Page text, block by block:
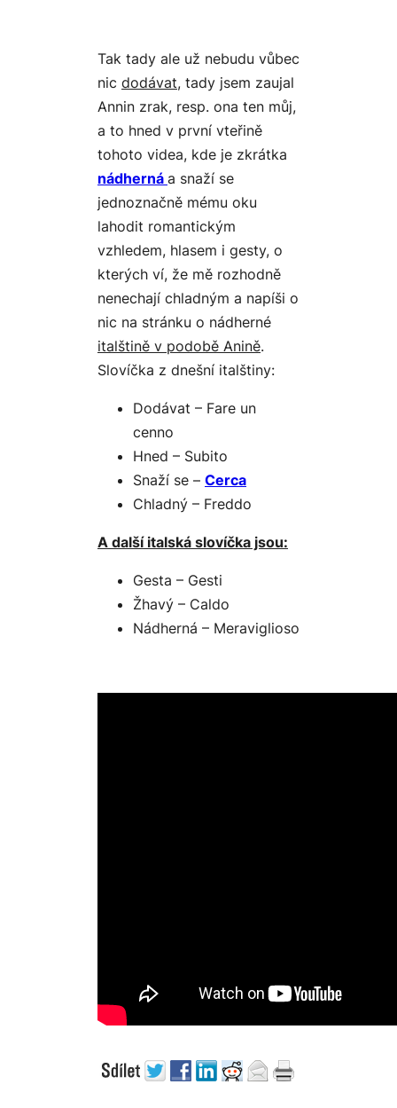
Tak tady ale už nebudu vůbec
nic dodávat, tady jsem zaujal
Annin zrak, resp. ona ten můj,
a to hned v první vteřině
tohoto videa, kde je zkrátka
nádherná a snaží se
jednoznačně mému oku
lahodit romantickým
vzhledem, hlasem i gesty, o
kterých ví, že mě rozhodně
nenechají chladným a napíši o
nic na stránku o nádherné
italštině v podobě Anině.
Slovíčka z dnešní italštiny:
Dodávat – Fare un
cenno
Hned – Subito
Snaží se – Cerca
Chladný – Freddo
A další italská slovíčka jsou:
Gesta – Gesti
Žhavý – Caldo
Nádherná – Meraviglioso